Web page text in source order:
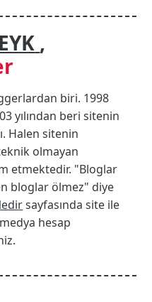
,
biri. 1998
yılından beri sitenin
Halen sitenin
olmayan
etmektedir. "Bloglar
bloglar ölmez" diye
sayfasında site ile
hesap